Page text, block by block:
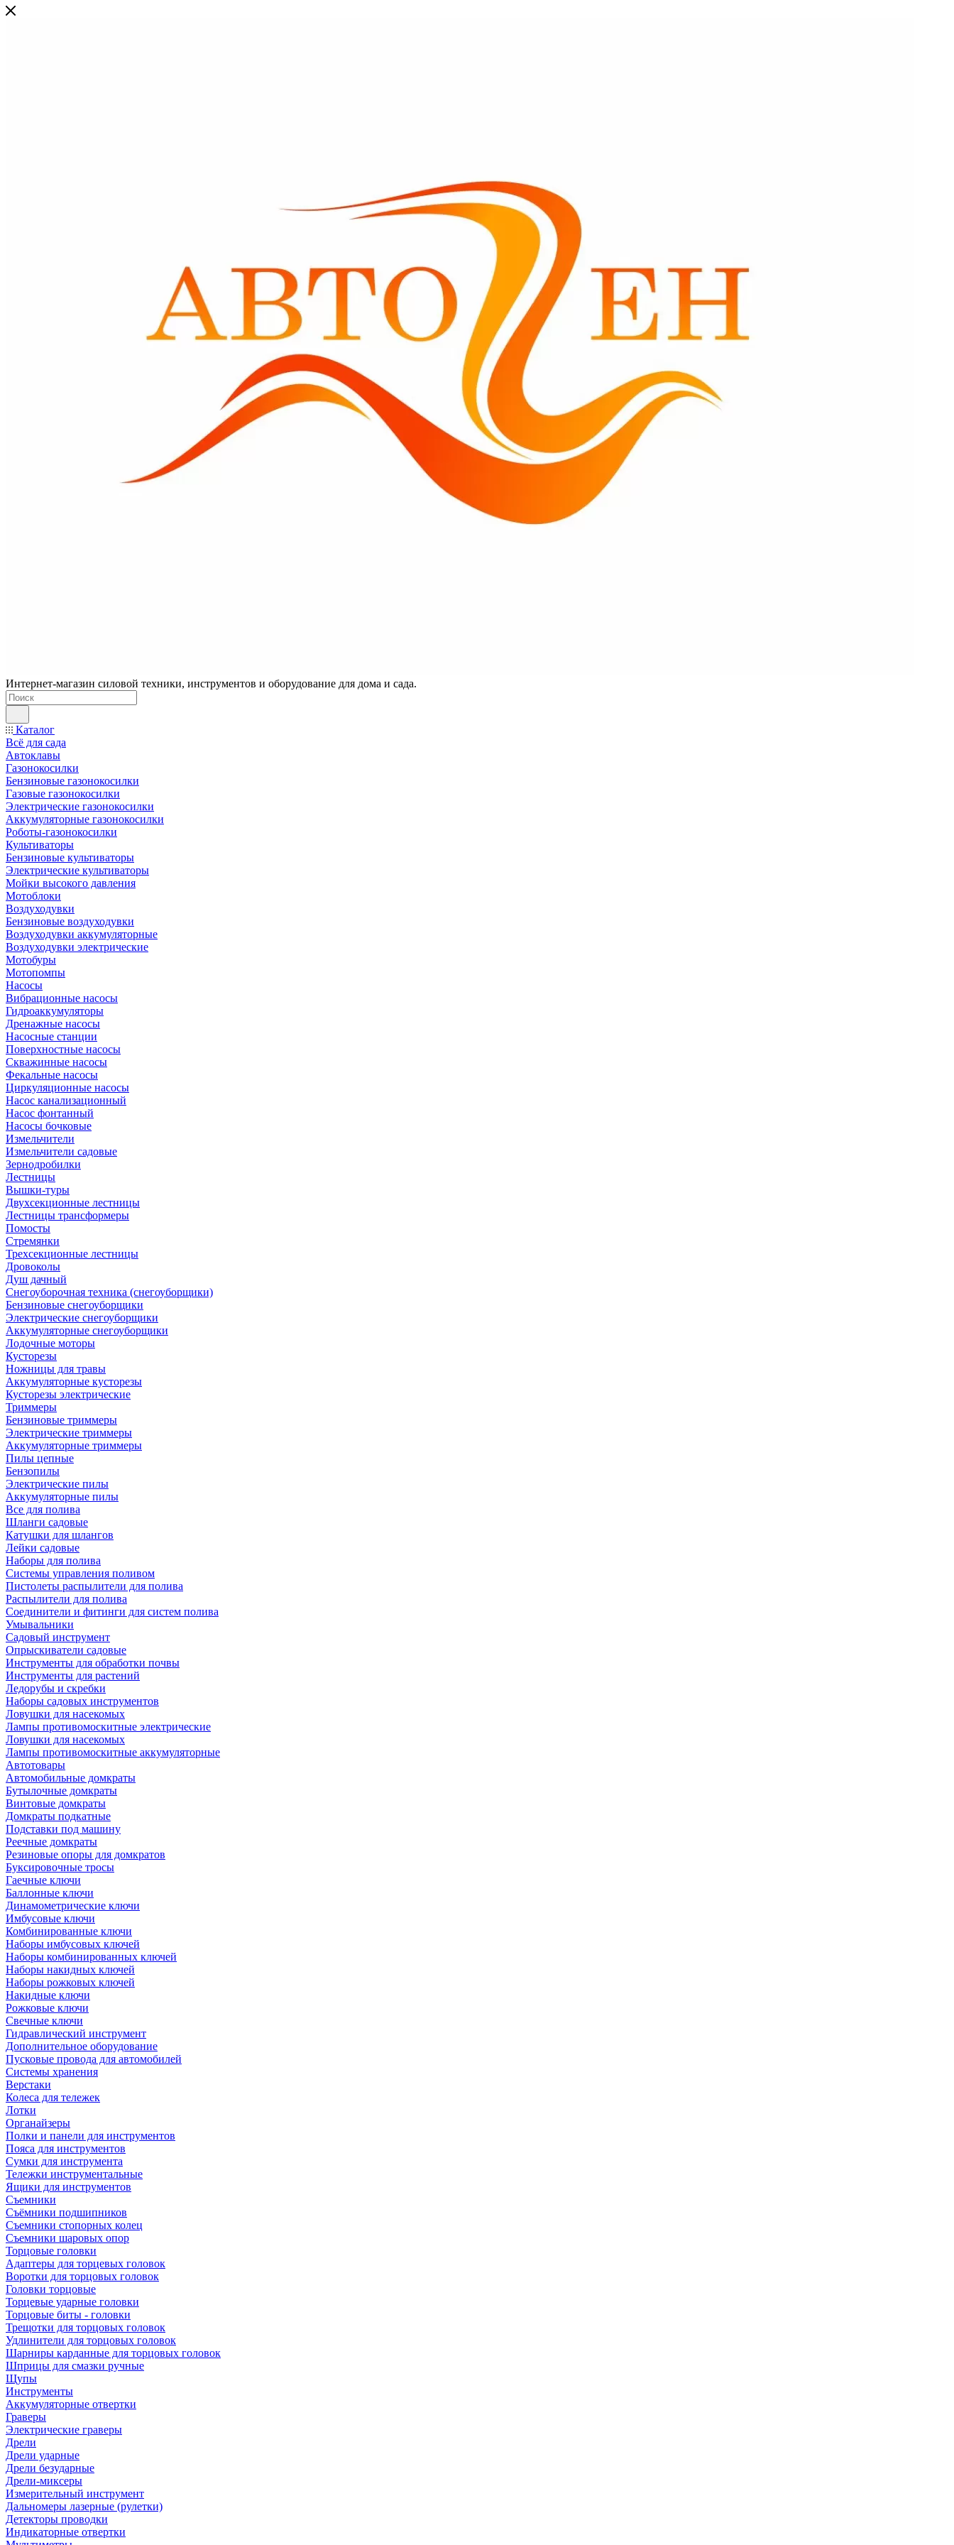
Интернет-магазин силовой техники, инструментов и оборудование для дома и сада.
Каталог
Всё для сада
Автоклавы
Газонокосилки
Бензиновые газонокосилки
Газовые газонокосилки
Электрические газонокосилки
Аккумуляторные газонокосилки
Роботы-газонокосилки
Культиваторы
Бензиновые культиваторы
Электрические культиваторы
Мойки высокого давления
Мотоблоки
Воздуходувки
Бензиновые воздуходувки
Воздуходувки аккумуляторные
Воздуходувки электрические
Мотобуры
Мотопомпы
Насосы
Вибрационные насосы
Гидроаккумуляторы
Дренажные насосы
Насосные станции
Поверхностные насосы
Скважинные насосы
Фекальные насосы
Циркуляционные насосы
Насос канализационный
Насос фонтанный
Насосы бочковые
Измельчители
Измельчители садовые
Зернодробилки
Лестницы
Вышки-туры
Двухсекционные лестницы
Лестницы трансформеры
Помосты
Стремянки
Трехсекционные лестницы
Дровоколы
Душ дачный
Снегоуборочная техника (снегоуборщики)
Бензиновые снегоуборщики
Электрические снегоуборщики
Аккумуляторные снегоуборщики
Лодочные моторы
Кусторезы
Ножницы для травы
Аккумуляторные кусторезы
Кусторезы электрические
Триммеры
Бензиновые триммеры
Электрические триммеры
Аккумуляторные триммеры
Пилы цепные
Бензопилы
Электрические пилы
Аккумуляторные пилы
Все для полива
Шланги садовые
Катушки для шлангов
Лейки садовые
Наборы для полива
Системы управления поливом
Пистолеты распылители для полива
Распылители для полива
Соединители и фитинги для систем полива
Умывальники
Садовый инструмент
Опрыскиватели садовые
Инструменты для обработки почвы
Инструменты для растений
Ледорубы и скребки
Наборы садовых инструментов
Ловушки для насекомых
Лампы противомоскитные электрические
Ловушки для насекомых
Лампы противомоскитные аккумуляторные
Автотовары
Автомобильные домкраты
Бутылочные домкраты
Винтовые домкраты
Домкраты подкатные
Подставки под машину
Реечные домкраты
Резиновые опоры для домкратов
Буксировочные тросы
Гаечные ключи
Баллонные ключи
Динамометрические ключи
Имбусовые ключи
Комбинированные ключи
Наборы имбусовых ключей
Наборы комбинированных ключей
Наборы накидных ключей
Наборы рожковых ключей
Накидные ключи
Рожковые ключи
Свечные ключи
Гидравлический инструмент
Дополнительное оборудование
Пусковые провода для автомобилей
Системы хранения
Верстаки
Колеса для тележек
Лотки
Органайзеры
Полки и панели для инструментов
Пояса для инструментов
Сумки для инструмента
Тележки инструментальные
Ящики для инструментов
Съемники
Съёмники подшипников
Съемники стопорных колец
Съемники шаровых опор
Торцовые головки
Адаптеры для торцевых головок
Воротки для торцовых головок
Головки торцовые
Торцевые ударные головки
Торцовые биты - головки
Трещотки для торцовых головок
Удлинители для торцовых головок
Шарниры карданные для торцовых головок
Шприцы для смазки ручные
Щупы
Инструменты
Аккумуляторные отвертки
Граверы
Электрические граверы
Дрели
Дрели ударные
Дрели безударные
Дрели-миксеры
Измерительный инструмент
Дальномеры лазерные (рулетки)
Детекторы проводки
Индикаторные отвертки